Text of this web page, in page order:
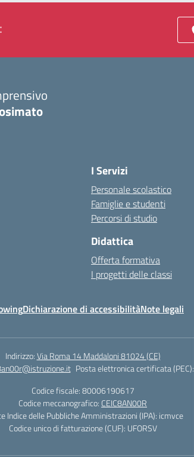
I Servizi
Personale scolastico
Famiglie e studenti
Percorsi di studio
Didattica
Offerta formativa
I progetti delle classi
Dichiarazione di accessibilitàNote legali
Indirizzo:Via Roma 14 Maddaloni 81024 (CE)
Posta elettronica certificata (PEC):
Codice fiscale: 80006190617
Codice meccanografico: CEIC8AN00R
Indice delle Pubbliche Amministrazioni (IPA): icmvce
Codice unico di fatturazione (CUF): UFORSV